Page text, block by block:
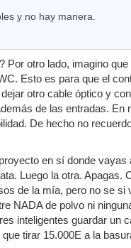
y no hay manera.
Por otro lado, imagino
Esto es para que el
otro cable óptico y
de las entradas. En
De hecho no
en sí donde vayas
Luego la otra. Apagas.
de la mía, pero no se si
NADA de polvo ni
inteligentes guardar un
tirar 15.000E a la